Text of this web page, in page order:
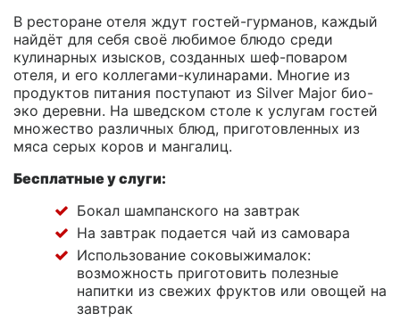
В ресторане отеля ждут гостей-гурманов, каждый
найдёт для себя своё любимое блюдо среди
кулинарных изысков, созданных шеф-поваром
отеля, и его коллегами-кулинарами. Многие из
продуктов питания поступают из Silver Major био-
эко деревни. На шведском столе к услугам гостей
множество различных блюд, приготовленных из
мяса серых коров и мангалиц.
Бесплатные у слуги:
Бокал шампанского на завтрак
На завтрак подается чай из самовара
Использование соковыжималок:
возможность приготовить полезные
напитки из свежих фруктов или овощей на
завтрак